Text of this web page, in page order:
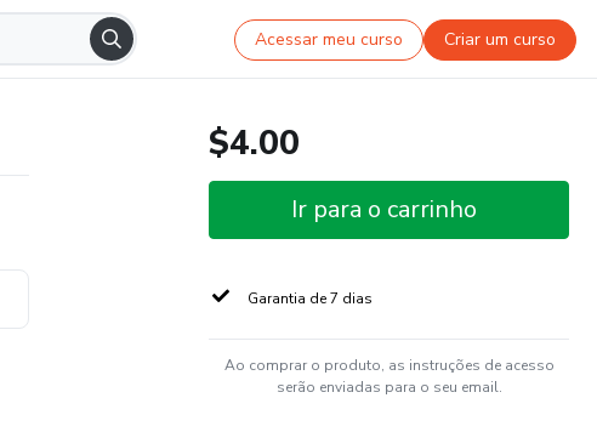
Acessar meu curso Criar um curso
$4.00
Ir para o carrinho
Garantia de 7 dias
Ao comprar o produto, as instruções de acesso
serão enviadas para o seu email.